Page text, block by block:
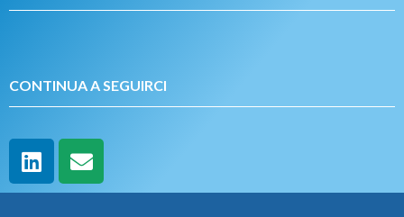
CONTINUA A SEGUIRCI